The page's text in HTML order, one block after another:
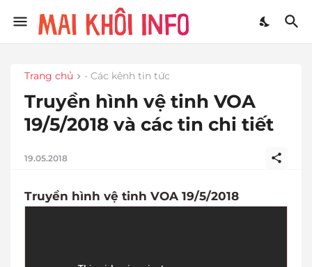
Trang chủ - Các kênh tin tức
Truyền hình vệ tinh VOA
19/5/2018 và các tin chi tiết
19.05.2018
Truyền hình vệ tinh VOA 19/5/2018